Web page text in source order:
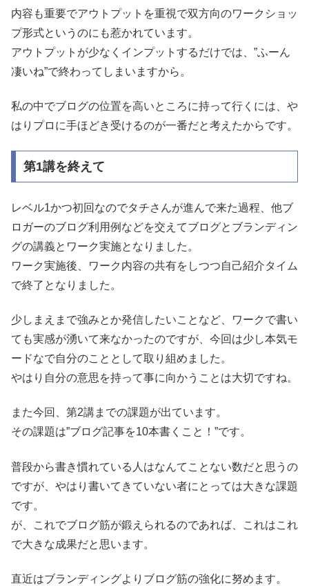
内容も重要でアウトプットを重視で双方向のワークショッ
プ形式というのにも惹かれています。
アウトプットが少なくインプットするだけでは、”ふーん
凄いね”で終わってしまいますから。
私の中でブログの位置を高いところに持って行くには、や
はりプロに手ほどき受けるのが一番だと考えたからです。
第1講を終えて
レベル1かつ初回なのでタチさんが進んで来た過程、他ブ
ロガーのブログ利用例などを交えてブログとブランディン
グの講義とワーク実施となりました。
ワーク実施後、ワーク内容の共有をしつつ自己紹介タイム
で終了となりました。
少しまえまで強みとか発信したいことなど、ワークで書い
ても実感が湧いて来なかったのですが、今回は少し本気モ
ードなで自分のこととして取り組めました。
やはり自分の意思を持って事に向かうことは大切ですね。
また今回、第2講までの課題が出ています。
その課題は”ブログ記事を10本書くこと！”です。
普段から書き慣れている人はなんてことない数だと思うの
ですが、やはり書いてきていない者にとっては大きな課題
です。
が、これでブログ筋が鍛えられるのであれば、これはこれ
で大きな成果だと思います。
直近はブランディングよりブログ筋の強化に努めます。